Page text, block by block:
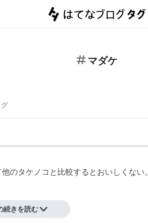
マダケ
のタケノコと比較するとおいしくない。
続きを読む